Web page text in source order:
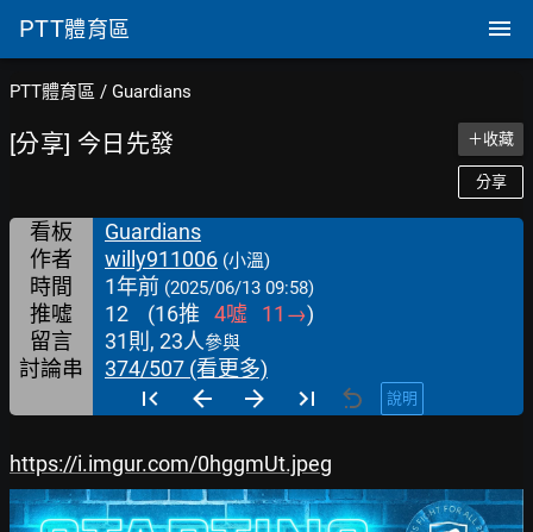
PTT體育區
PTT體育區 / Guardians
[分享] 今日先發 ＋收藏
分享
看板
Guardians
作者
willy911006 (小溫)
時間 1年前 (2025/06/13 09:58)
推噓 12 (16推 4噓 11 →)
留言
31則, 23人參與
討論串 374/507 (看更多)
說明
https://i.imgur.com/0hggmUt.jpeg